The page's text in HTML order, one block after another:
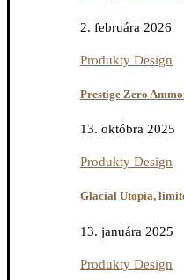
2. februára 2026
Produkty Design
Prestige Zero
13. októbra 2025
Produkty Design
Glacial Utopia,
13. januára 2025
Produkty Design